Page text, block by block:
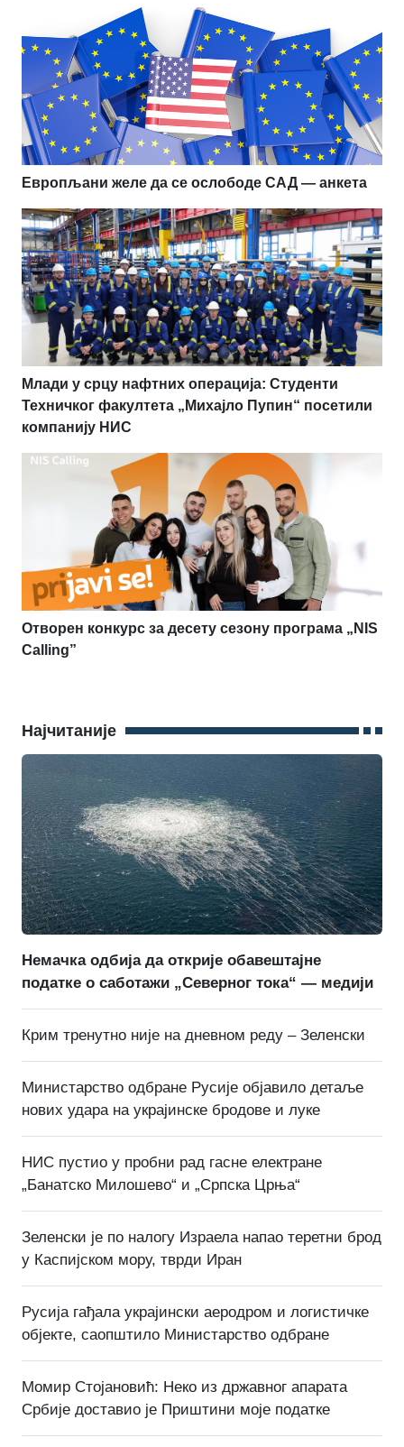
Европљани желе да се ослободе САД — анкета
Млади у срцу нафтних операција: Студенти
Техничког факултета „Михајло Пупин“ посетили
компанију НИС
Отворен конкурс за десету сезону програма „NIS
Calling”
Најчитаније
Немачка одбија да открије обавештајне
податке о саботажи „Северног тока“ — медији
Крим тренутно није на дневном реду – Зеленски
Министарство одбране Русије објавило детаље
нових удара на украјинске бродове и луке
НИС пустио у пробни рад гасне електране
„Банатско Милошево“ и „Српска Црња“
Зеленски је по налогу Израела напао теретни брод
у Каспијском мору, тврди Иран
Русија гађала украјински аеродром и логистичке
објекте, саопштило Министарство одбране
Момир Стојановић: Неко из државног апарата
Србије доставио је Приштини моје податке